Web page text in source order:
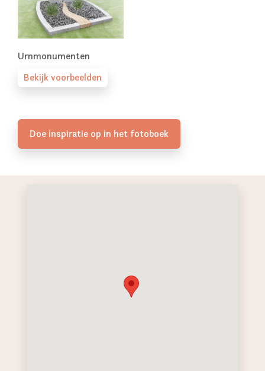
Urnmonumenten
Bekijk voorbeelden
Doe inspiratie op in het fotoboek